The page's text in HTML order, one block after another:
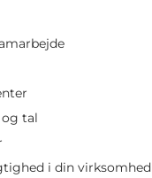
tal
i din virksomhed